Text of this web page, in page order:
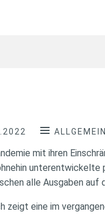
ALLGEMEIN
mit ihren
alle Ausgaben auf
zeigt eine im